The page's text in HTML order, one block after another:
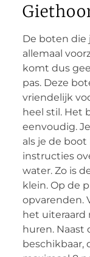
De boten die
allemaal
komt dus
pas. Deze
vriendelijk
heel stil. Het
eenvoudig.
als je de
instructies
water. Zo is
klein. Op de
opvarenden.
het uiteraard
huren. Naast
beschikbaar,